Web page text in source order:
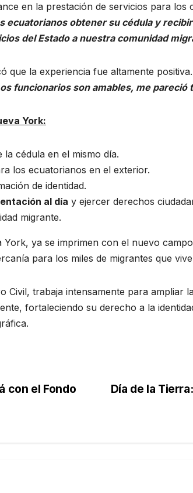
en la prestación de servicios para los
ecuatorianos obtener su cédula y
del Estado a nuestra comunidad
que la experiencia fue altamente positiva.
funcionarios son amables, me pareció
York:
cédula en el mismo día.
los ecuatorianos en el exterior.
de identidad.
al día y ejercer derechos
migrante.
ya se imprimen con el nuevo
para los miles de migrantes que
Civil, trabaja intensamente para
fortaleciendo su derecho a la
Día de la
con el Fondo